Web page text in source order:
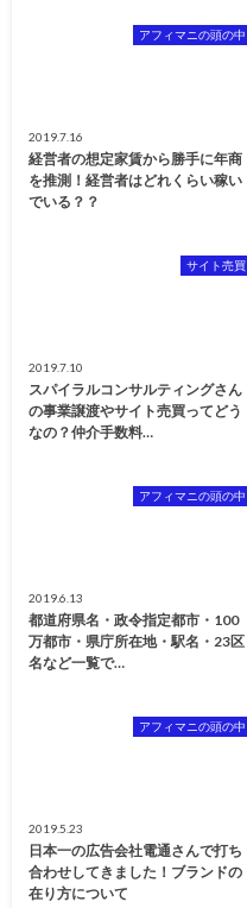
アフィマニの頭の中
2019.7.16
経営者の想定家賃から勝手に年商
を推測！経営者はどれくらい稼い
でいる？？
サイト売買
2019.7.10
スパイラルコンサルティングさん
の事業譲渡やサイト売買ってどう
なの？仲介手数料…
アフィマニの頭の中
2019.6.13
都道府県名・政令指定都市・100
万都市・県庁所在地・駅名・23区
名など一覧で…
アフィマニの頭の中
2019.5.23
日本一の広告会社電通さんで打ち
合わせしてきました！ブランドの
在り方について